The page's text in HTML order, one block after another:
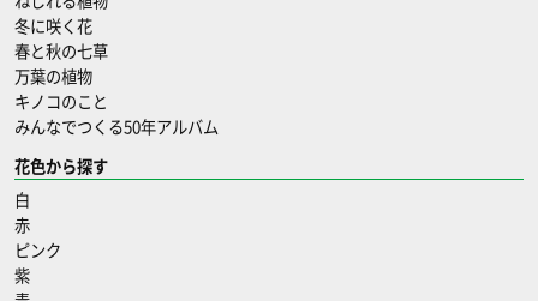
冬に咲く花
春と秋の七草
万葉の植物
キノコのこと
みんなでつくる50年アルバム
花色から探す
白
赤
ピンク
紫